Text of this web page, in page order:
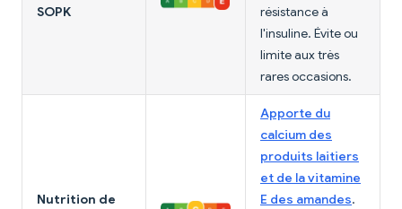
SOPK
résistance à
l'insuline. Évite ou
limite aux très
rares occasions.
Nutrition de
Apporte du
calcium des
produits laitiers
et de la vitamine
E des amandes.